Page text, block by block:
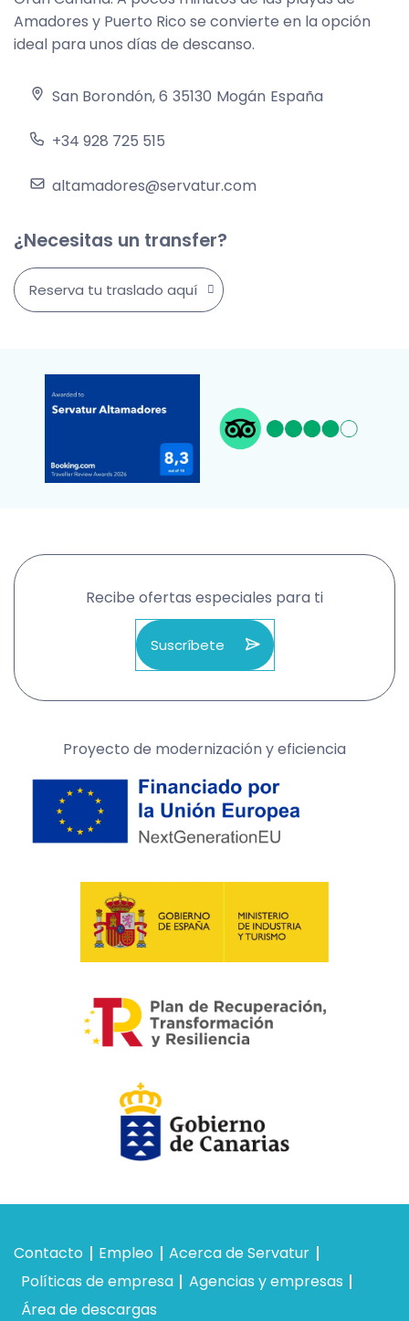
Amadores y Puerto Rico se convierte en la opción
ideal para unos días de descanso.
San Borondón, 6 35130 Mogán España
+34 928 725 515
altamadores@servatur.com
¿Necesitas un transfer?
Reserva tu traslado aquí
Recibe ofertas especiales para ti
Suscríbete
Proyecto de modernización y eficiencia
Contacto Empleo
Acerca de Servatur
Políticas de empresa
Agencias y empresas
Área de descargas